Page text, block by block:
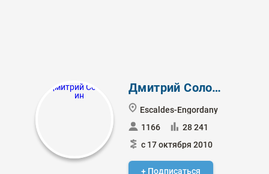
Дмитрий Солодин
Escaldes-Engordany
1166
28 241
с 17 октября 2010
+ Подписаться